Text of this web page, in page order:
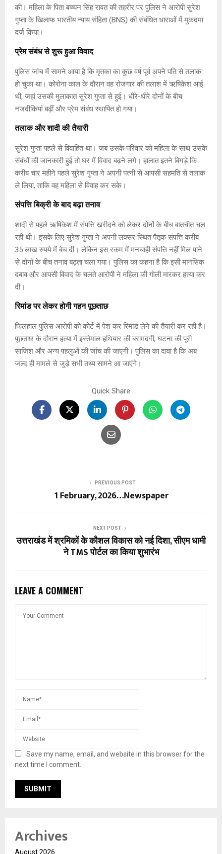
की। महिला के पिता बच्चन सिंह रावत की तहरीर पर पुलिस ने आरोपी सुरेश
गुप्ता के खिलाफ भारतीय न्याय संहिता (BNS) की संबंधित धाराओं में मुकदमा
दर्ज किया।
प्रेम संबंध से शुरू हुआ विवाद
पुलिस जांच में सामने आया है कि मृतका का कुछ वर्ष पूर्व अपने पति से तलाक
हो चुका था। कोरोना काल के दौरान वह रोजगार की तलाश में ऋषिकेश आई
थी, जहां उसकी मुलाकात सुरेश गुप्ता से हुई। धीरे-धीरे दोनों के बीच
नजदीकियां बढ़ीं और प्रेम संबंध स्थापित हो गया।
तलाक और शादी की तैयारी
सुरेश गुप्ता पहले से विवाहित था। जब उसके परिवार को महिला के साथ उसके
संबंधों की जानकारी हुई तो घर में विवाद बढ़ने लगे। हालात इतने बिगड़े कि
करीब चार महीने पहले सुरेश गुप्ता ने अपनी पत्नी से आपसी सहमति से तलाक
ले लिया, ताकि वह महिला से विवाह कर सके।
संपत्ति बिक्री के बाद बढ़ा तनाव
शादी से पहले ऋषिकेश में संपत्ति खरीदने को लेकर दोनों के बीच बातचीत चल
रही थी। इसके लिए सुरेश गुप्ता ने अपनी लक्सर स्थित पैतृक संपत्ति करीब
35 लाख रुपये में बेच दी। लेकिन इस रकम में मनचाही संपत्ति नहीं मिल पाने
से दोनों के बीच तनाव बढ़ता चला गया। पुलिस का कहना है कि इसी मानसिक
दबाव और आपसी विवाद के चलते आरोपी ने महिला की गोली मारकर हत्या कर
दी।
रिमांड पर लेकर होगी गहन पूछताछ
फिलहाल पुलिस आरोपी को कोर्ट में पेश कर रिमांड लेने की तैयारी कर रही है।
पूछताछ के दौरान हत्या में इस्तेमाल हथियार की बरामदगी, घटना की पूरी
साजिश और अन्य पहलुओं की जांच की जाएगी। पुलिस का दावा है कि अब
जल्द ही मामले से जुड़े सभी तथ्य सामने आ जाएंगे।
Quick Share
PREVIOUS POST
1 February, 2026…Newspaper
NEXT POST
उत्तराखंड में श्रमिकों के कौशल विकास को नई दिशा, सीएम धामी
ने TMS पोर्टल का किया शुभारंभ
LEAVE A COMMENT
Save my name, email, and website in this browser for the
next time I comment.
Archives
August 2026